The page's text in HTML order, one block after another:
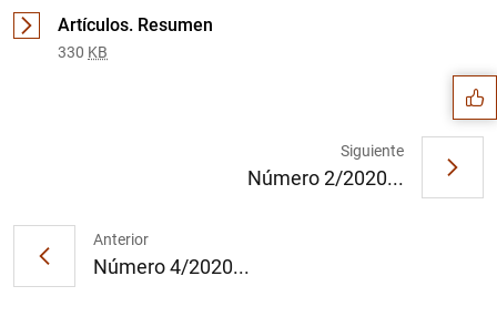
Artículos. Resumen
330 KB
Anterior
Número 4/2020...
Siguiente
Número 2/2020...
Sugerencias